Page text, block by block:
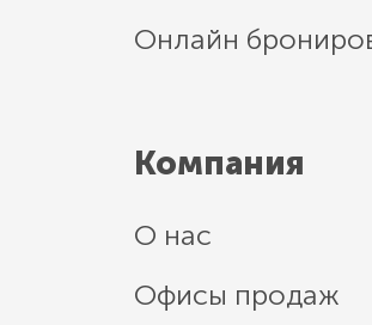
Онлайн
Компания
О нас
Офисы продаж